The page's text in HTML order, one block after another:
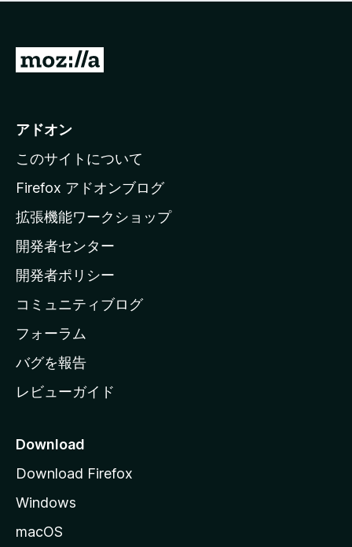
価
て
い
M
i
l
a
ホ
ー
ム
ー
ジ
へ
アドオン
このサイトについて
Firefox アドオンブログ
拡張機能ワークショップ
開発者センター
開発者ポリシー
コミュニティブログ
フォーラム
バグを報告
レビューガイド
Download
Download Firefox
Windows
macOS